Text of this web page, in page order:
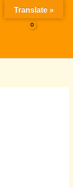
Translate »